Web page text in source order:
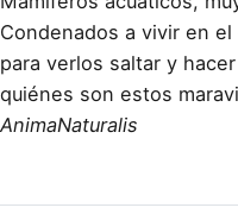
Condenados a vivir en
para verlos saltar y
quiénes son estos
AnimaNaturalis